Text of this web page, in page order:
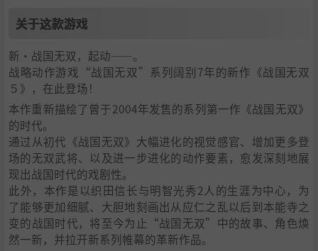
关于这款游戏
新・战国无双，起动――。
战略动作游戏“战国无双”系列阔别7年的新作《战国无双
５》，在此登场！
本作重新描绘了曾于2004年发售的系列第一作《战国无双》
的时代。
通过从初代《战国无双》大幅进化的视觉感官、增加更多登
场的无双武将、以及进一步进化的动作要素，愈发深刻地展
现出战国时代的戏剧性。
此外，本作是以织田信长与明智光秀2人的生涯为中心，为
了能够更加细腻、大胆地刻画出从应仁之乱以后到本能寺之
变的战国时代，将至今为止“战国无双”中的故事、角色焕
然一新，并拉开新系列帷幕的革新作品。